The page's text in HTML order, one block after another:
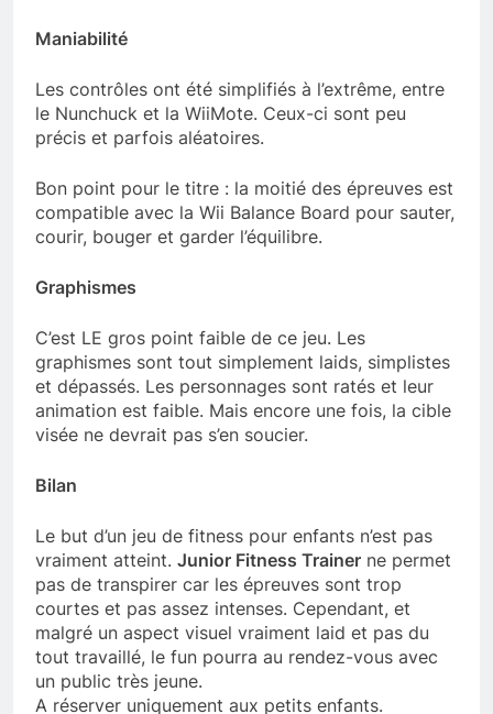
Maniabilité
Les contrôles ont été simplifiés à l’extrême, entre
le Nunchuck et la WiiMote. Ceux-ci sont peu
précis et parfois aléatoires.
Bon point pour le titre : la moitié des épreuves est
compatible avec la Wii Balance Board pour sauter,
courir, bouger et garder l’équilibre.
Graphismes
C’est LE gros point faible de ce jeu. Les
graphismes sont tout simplement laids, simplistes
et dépassés. Les personnages sont ratés et leur
animation est faible. Mais encore une fois, la cible
visée ne devrait pas s’en soucier.
Bilan
Le but d’un jeu de fitness pour enfants n’est pas
vraiment atteint. Junior Fitness Trainer ne permet
pas de transpirer car les épreuves sont trop
courtes et pas assez intenses. Cependant, et
malgré un aspect visuel vraiment laid et pas du
tout travaillé, le fun pourra au rendez-vous avec
un public très jeune.
A réserver uniquement aux petits enfants.